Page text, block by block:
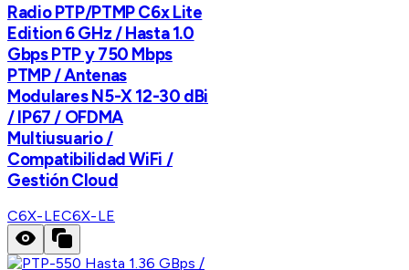
Radio PTP/PTMP C6x Lite
Edition 6 GHz / Hasta 1.0
Gbps PTP y 750 Mbps
PTMP / Antenas
Modulares N5-X 12-30 dBi
/ IP67 / OFDMA
Multiusuario /
Compatibilidad WiFi /
Gestión Cloud
C6X-LEC6X-LE